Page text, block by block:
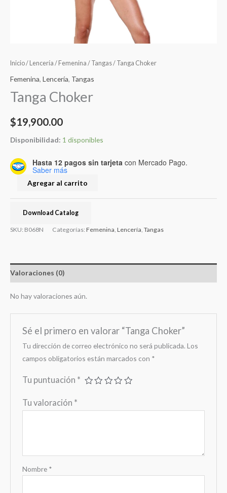
Inicio/ Lencería / Femenina / Tangas/ Tanga Choker
Femenina, Lencería, Tangas
Tanga Choker
$19,900.00
Disponibilidad: 1 disponibles
Hasta 12 pagos sin tarjeta con Mercado Pago.
Saber más
Agregar al carrito
Download Catalog
SKU: B068N Categorías: Femenina Lencería Tangas
Valoraciones (0)
No hay valoraciones aún.
Sé el primero en valorar “Tanga Choker”
Tu dirección de correo electrónico no será publicada. Los
campos obligatorios están marcados con *
Tu puntuación *
Tu valoración *
Nombre *